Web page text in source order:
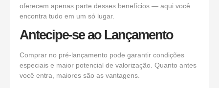
oferecem apenas parte desses benefícios — aqui você
encontra tudo em um só lugar.
Antecipe-se ao Lançamento
Comprar no pré-lançamento pode garantir condições
especiais e maior potencial de valorização. Quanto antes
você entra, maiores são as vantagens.